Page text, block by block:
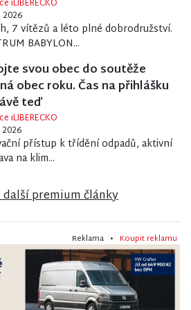
iLIBERECKO
2026
7 vítězů a léto plné dobrodružství.
BABYLON...
svou obec do soutěže
obec roku. Čas na přihlášku
teď
iLIBERECKO
2026
přístup k třídění odpadů, aktivní
na klim...
premium články
Reklama • Koupit reklamu